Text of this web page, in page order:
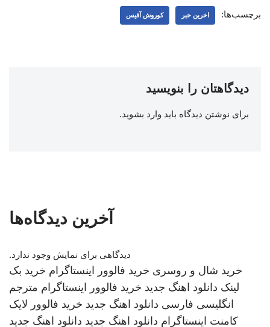
برچسب‌ها: اخرین خبر کوروش آفیس
دیدگاهتان را بنویسید
برای نوشتن دیدگاه باید وارد بشوید.
آخرین دیدگاه‌ها
دیدگاهی برای نمایش وجود ندارد.
خرید شال و روسری خرید فالوور اینستاگرام خرید بک
لینک دانلود اهنگ جدید خرید فالوور اینستاگرام مترجم
انگلیسی فارسی دانلود اهنگ جدید خرید فالوور لایک
کامنت اینستاگرام دانلود اهنگ جدید دانلود اهنگ جدید